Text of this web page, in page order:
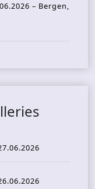
– Bergen,